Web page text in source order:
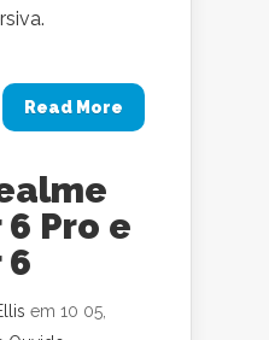
Read More
Pro e
6
em 10 05,